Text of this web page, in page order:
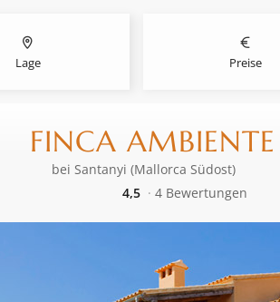
Lage Preise
FINCA AMBIENTE
bei Santanyi (Mallorca Südost)
4,5
4 Bewertungen